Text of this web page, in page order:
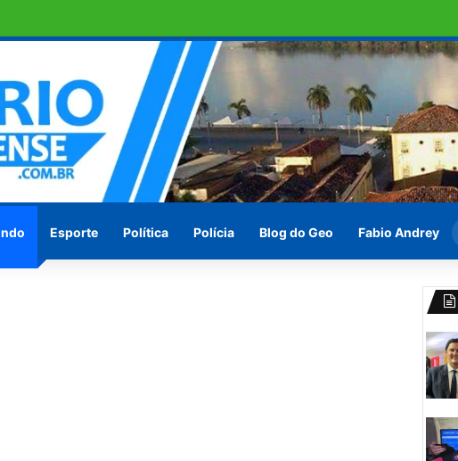
de DNA sobre suspeita de estupro
Esporte Política Polícia Blog do Geo Fabio Andrey